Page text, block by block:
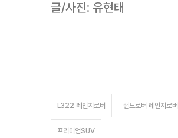
글/사진: 유현태
L322 레인지로버 랜드로버 레인지로버
프리미엄SUV